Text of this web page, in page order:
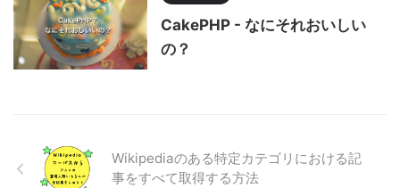
CakePHP - なにそれおいしい
の？
Wikipediaのある特定カテゴリにおける記
事をすべて取得する方法